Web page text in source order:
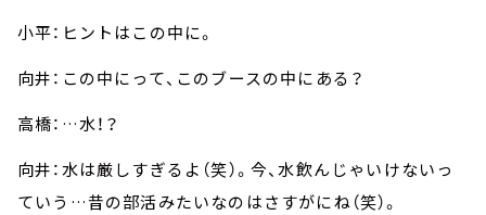
小平：ヒントはこの中に。
向井：この中にって、このブースの中にある？
高橋：…水！？
向井：水は厳しすぎるよ（笑）。今、水飲んじゃいけないっ
ていう…昔の部活みたいなのはさすがにね（笑）。